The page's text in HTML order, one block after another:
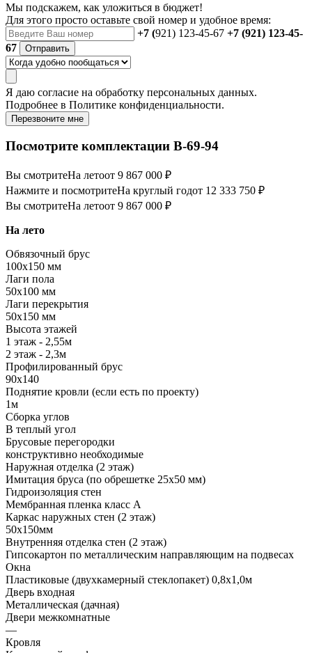
Мы подскажем, как уложиться в бюджет!
Для этого просто оставьте свой номер и удобное время:
+7 (921) 123-45-67 +7 (921) 123-45-
67
Отправить
Я даю согласие на обработку персональных данных.
Подробнее в Политике конфиденциальности.
Перезвоните мне
Посмотрите комплектации В-69-94
Вы смотритеНа летоот 9 867 000 ₽
Нажмите и посмотритеНа круглый годот 12 333 750 ₽
Вы смотритеНа летоот 9 867 000 ₽
На лето
Обвязочный брус
100х150 мм
Лаги пола
50х100 мм
Лаги перекрытия
50х150 мм
Высота этажей
1 этаж - 2,55м
2 этаж - 2,3м
Профилированный брус
90х140
Поднятие кровли (если есть по проекту)
1м
Сборка углов
В теплый угол
Брусовые перегородки
конструктивно необходимые
Наружная отделка (2 этаж)
Имитация бруса (по обрешетке 25х50 мм)
Гидроизоляция стен
Мембранная пленка класс А
Каркас наружных стен (2 этаж)
50х150мм
Внутренняя отделка стен (2 этаж)
Гипсокартон по металлическим направляющим на подвесах
Окна
Пластиковые (двухкамерный стеклопакет) 0,8х1,0м
Дверь входная
Металлическая (дачная)
Двери межкомнатные
—
Кровля